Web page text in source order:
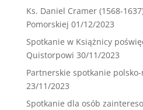
Ks. Daniel Cramer (1568-
Pomorskiej 01/12/2023
Spotkanie w Książnicy
Quistorpowi 30/11/2023
Partnerskie spotkanie
23/11/2023
Spotkanie dla osób